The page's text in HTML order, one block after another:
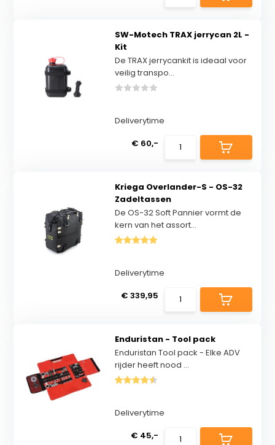
SW-Motech TRAX jerrycan 2L -
Kit
De TRAX jerrycankit is ideaal voor
veilig transpo...
Deliverytime
€ 60,-
Kriega Overlander-S - OS-32
Zadeltassen
De OS-32 Soft Pannier vormt de
kern van het assort...
Deliverytime
€ 339,95
Enduristan - Tool pack
Enduristan Tool pack - Elke ADV
rijder heeft nood ...
Deliverytime
€ 45,-